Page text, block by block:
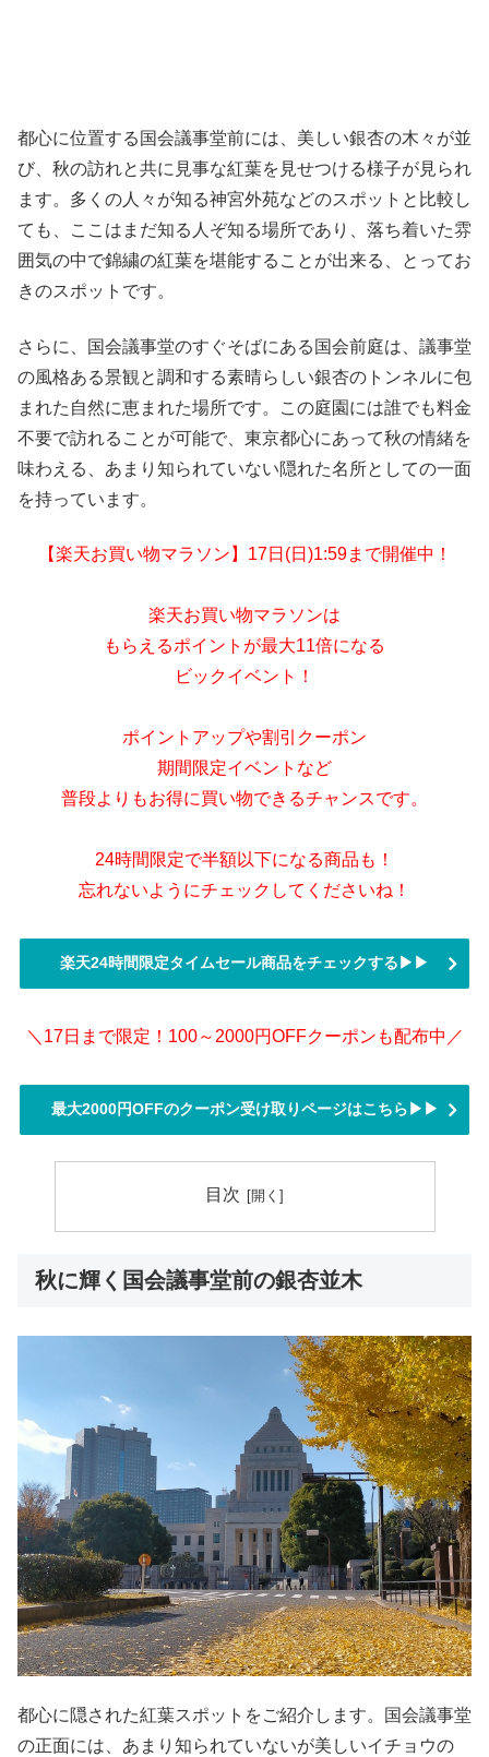
都心に位置する国会議事堂前には、美しい銀杏の木々が並
び、秋の訪れと共に見事な紅葉を見せつける様子が見られ
ます。多くの人々が知る神宮外苑などのスポットと比較し
ても、ここはまだ知る人ぞ知る場所であり、落ち着いた雰
囲気の中で錦繍の紅葉を堪能することが出来る、とってお
きのスポットです。
さらに、国会議事堂のすぐそばにある国会前庭は、議事堂
の風格ある景観と調和する素晴らしい銀杏のトンネルに包
まれた自然に恵まれた場所です。この庭園には誰でも料金
不要で訪れることが可能で、東京都心にあって秋の情緒を
味わえる、あまり知られていない隠れた名所としての一面
を持っています。
【楽天お買い物マラソン】17日(日)1:59まで開催中！
楽天お買い物マラソンは
もらえるポイントが最大11倍になる
ビックイベント！
ポイントアップや割引クーポン
期間限定イベントなど
普段よりもお得に買い物できるチャンスです。
24時間限定で半額以下になる商品も！
忘れないようにチェックしてくださいね！
楽天24時間限定タイムセール商品をチェックする▶▶
＼17日まで限定！100～2000円OFFクーポンも配布中／
最大2000円OFFのクーポン受け取りページはこちら▶▶
目次
秋に輝く国会議事堂前の銀杏並木
都心に隠された紅葉スポットをご紹介します。国会議事堂
の正面には、あまり知られていないが美しいイチョウの